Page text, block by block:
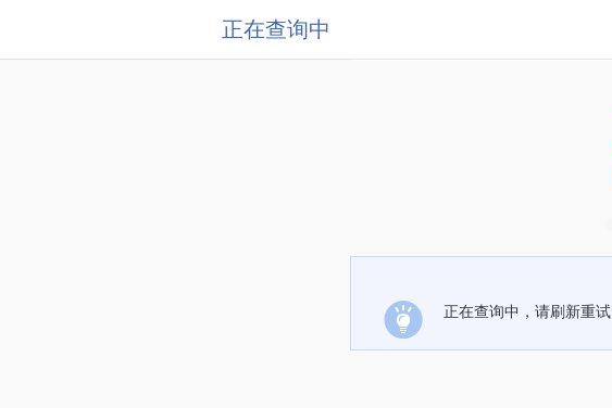
正在查询中
正在查询中，请刷新重试